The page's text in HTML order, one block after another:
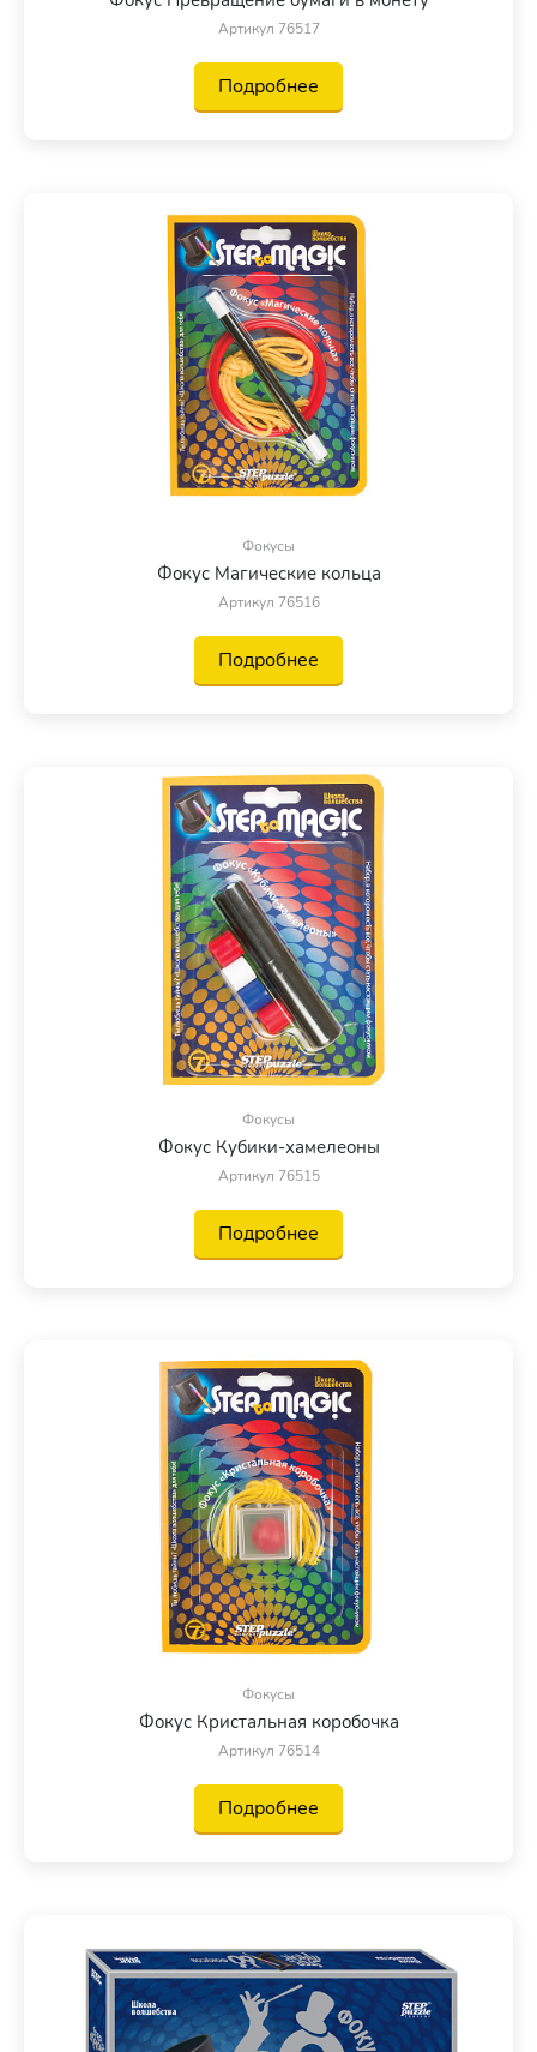
Артикул 76517
Подробнее
Фокусы
Фокус Магические кольца
Артикул 76516
Подробнее
Фокусы
Фокус Кубики-хамелеоны
Артикул 76515
Подробнее
Фокусы
Фокус Кристальная коробочка
Артикул 76514
Подробнее